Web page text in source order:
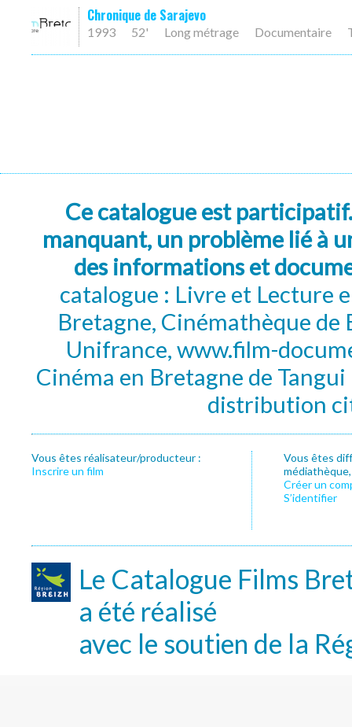
Chronique de Sarajevo
1993 52' Long métrage Documentaire
Ce catalogue est
manquant, un problème lié à
des informations et
catalogue : Livre et Lecture
Bretagne, Cinémathèque de
Unifrance, www.film-
Cinéma en Bretagne de
distribution
Vous êtes réalisateur/producteur :
Inscrire un film
Vous êtes
Créer un
S’identifier
Le Catalogue Films
a été réalisé
avec le soutien de la